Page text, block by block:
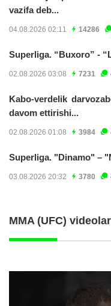
vazifa deb...
04.08.2026 02:11 14286
Superliga. “Buxoro” -
02.08.2026 03:08 7231
Kabo-verdelik
davom ettirishi...
02.08.2026 01:08 3984
Superliga. "Dinamo" –
03.08.2026 20:32 3780
MMA (UFC) videolar